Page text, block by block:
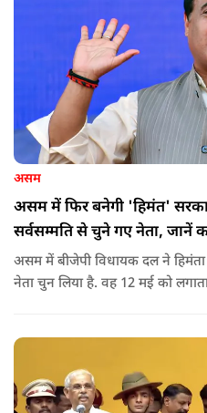
असम
असम में फिर बनेगी 'हिमंत'
सर्वसम्मति से चुने गए नेता,
असम में बीजेपी विधायक दल ने हिमंता
नेता चुन लिया है. वह 12 मई को